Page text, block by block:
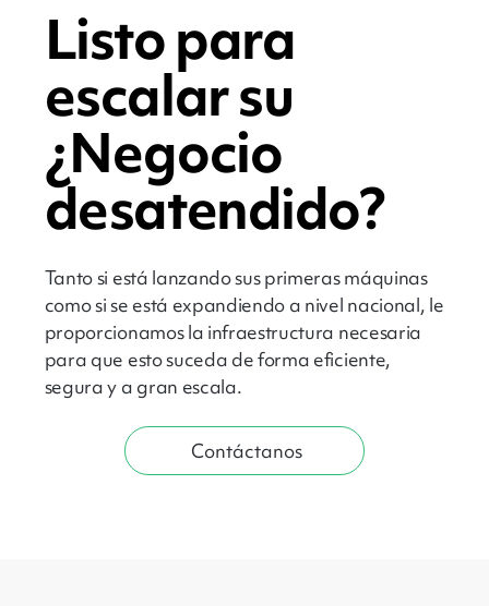
Listo para
escalar su
¿Negocio
desatendido?
Tanto si está lanzando sus primeras máquinas
como si se está expandiendo a nivel nacional, le
proporcionamos la infraestructura necesaria
para que esto suceda de forma eficiente,
segura y a gran escala.
Contáctanos